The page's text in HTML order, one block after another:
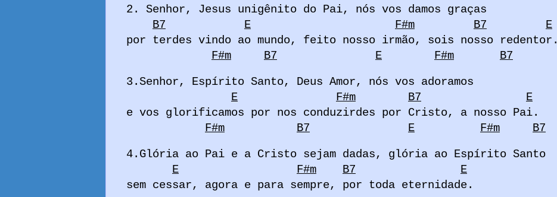
2. Senhor, Jesus unigênito do Pai, nós vos damos graças
B7
E F#m B7
E
por terdes vindo ao mundo, feito nosso irmão, sois nosso redentor.
F#m
B7 E F#m
B7
3.Senhor, Espírito Santo, Deus Amor, nós vos adoramos
E
F#m B7
E
e vos glorificamos por nos conduzirdes por Cristo, a nosso Pai.
F#m
B7 E F#m
B7
4.Glória ao Pai e a Cristo sejam dadas, glória ao Espírito Santo
E
F#m B7
E
sem cessar, agora e para sempre, por toda eternidade.